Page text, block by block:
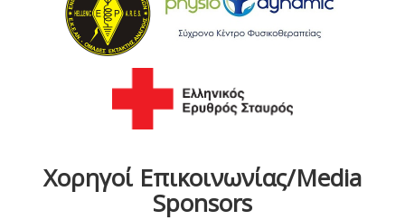
Χορηγοί Επικοινωνίας/Media
Sponsors